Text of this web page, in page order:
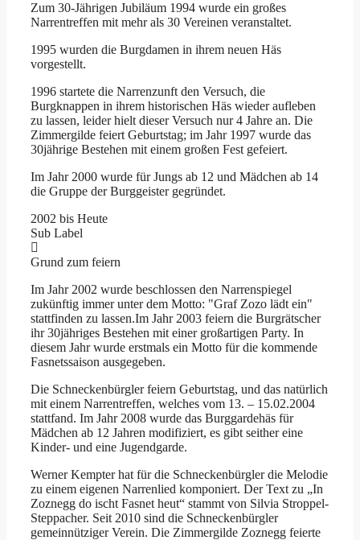
Zum 30-Jährigen Jubiläum 1994 wurde ein großes
Narrentreffen mit mehr als 30 Vereinen veranstaltet.
1995 wurden die Burgdamen in ihrem neuen Häs
vorgestellt.
1996 startete die Narrenzunft den Versuch, die
Burgknappen in ihrem historischen Häs wieder aufleben
zu lassen, leider hielt dieser Versuch nur 4 Jahre an. Die
Zimmergilde feiert Geburtstag; im Jahr 1997 wurde das
30jährige Bestehen mit einem großen Fest gefeiert.
Im Jahr 2000 wurde für Jungs ab 12 und Mädchen ab 14
die Gruppe der Burggeister gegründet.
2002 bis Heute
Sub Label
Grund zum feiern
Im Jahr 2002 wurde beschlossen den Narrenspiegel
zukünftig immer unter dem Motto: "Graf Zozo lädt ein"
stattfinden zu lassen.Im Jahr 2003 feiern die Burgrätscher
ihr 30jähriges Bestehen mit einer großartigen Party. In
diesem Jahr wurde erstmals ein Motto für die kommende
Fasnetssaison ausgegeben.
Die Schneckenbürgler feiern Geburtstag, und das natürlich
mit einem Narrentreffen, welches vom 13. – 15.02.2004
stattfand. Im Jahr 2008 wurde das Burggardehäs für
Mädchen ab 12 Jahren modifiziert, es gibt seither eine
Kinder- und eine Jugendgarde.
Werner Kempter hat für die Schneckenbürgler die Melodie
zu einem eigenen Narrenlied komponiert. Der Text zu „In
Zoznegg do ischt Fasnet heut“ stammt von Silvia Stroppel-
Steppacher. Seit 2010 sind die Schneckenbürgler
gemeinnütziger Verein. Die Zimmergilde Zoznegg feierte